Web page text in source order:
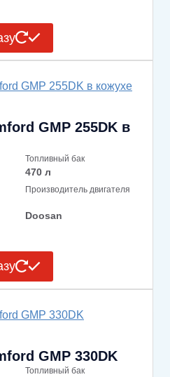
GMP 255DK в
Топливный бак
470 л
Производитель двигателя
Doosan
GMP 330DK
Топливный бак